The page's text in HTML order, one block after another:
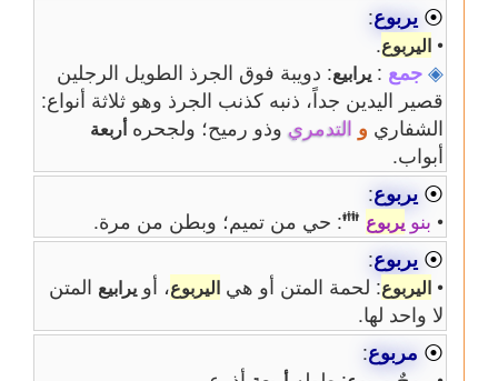
⦿ يربوع:
• اليربوع.
◈ جمع : يرابيع: دويبة فوق الجرذ الطويل الرجلين
قصير اليدين جداً، ذنبه كذنب الجرذ وهو ثلاثة أنواع:
الشفاري والتدمري وذو رميح؛ ولجحره أربعة
أبواب.
⦿ يربوع:
• بنو يربوع 👪: حي من تميم؛ وبطن من مرة.
⦿ يربوع:
• اليربوع: لحمة المتن أو هي اليربوع، أو يرابيعالمتن
لا واحد لها.
⦿ مربوع: